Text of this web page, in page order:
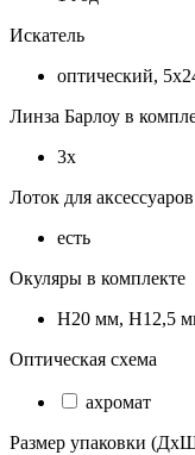
Искатель
оптический,
Линза Барлоу в
3x
Лоток для аксессуаров
есть
Окуляры в комплекте
H20 мм, H12,5
Оптическая схема
ахромат
Размер упаковки